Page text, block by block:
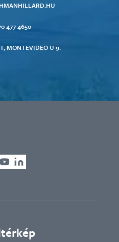
477 4650
MONTEVIDEO U 9.